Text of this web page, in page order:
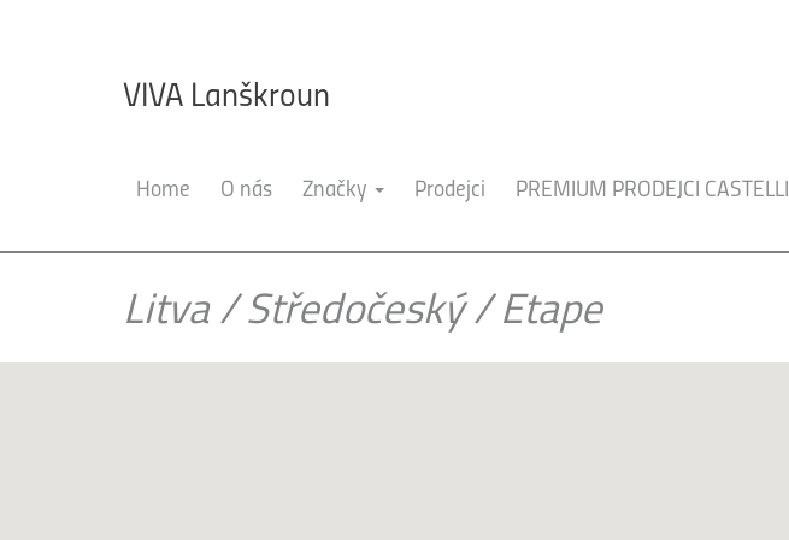
VIVA Lanškroun
Home O nás Značky Prodejci PREMIUM PRODEJCI CASTELLI
Litva/Středočeský/Etape